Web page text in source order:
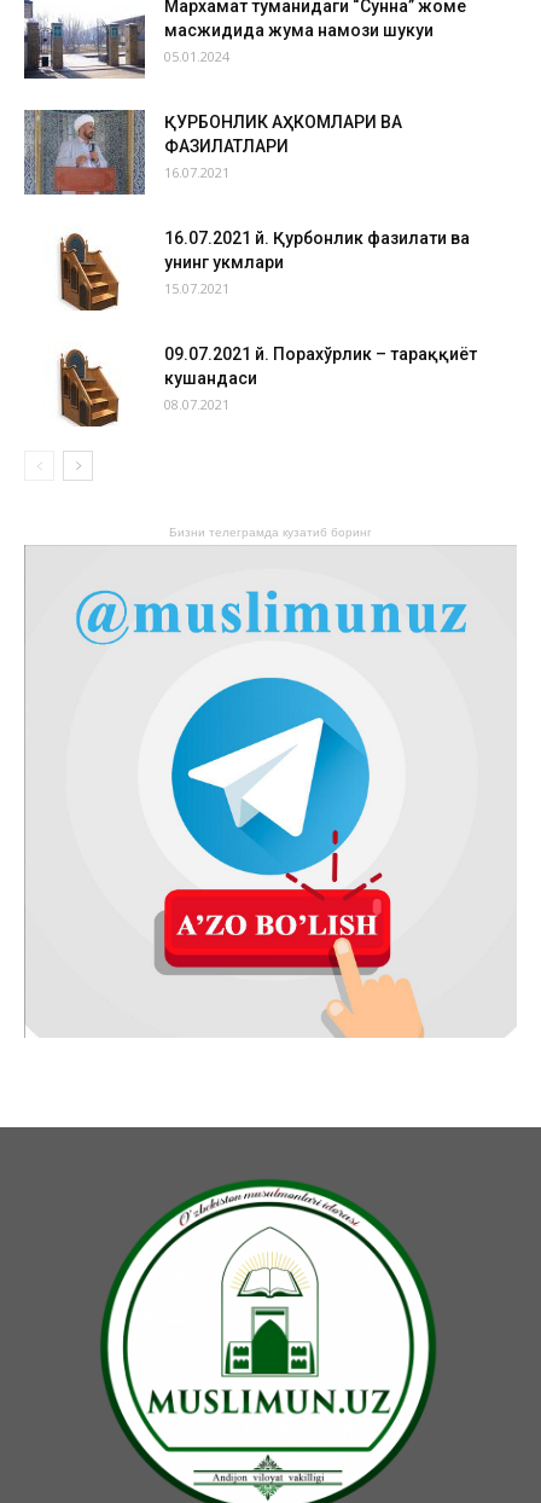
Мархамат туманидаги “Сунна” жоме
масжидида жума намози шукуҳи
05.01.2024
ҚУРБОНЛИК АҲКОМЛАРИ ВА
ФАЗИЛАТЛАРИ
16.07.2021
16.07.2021 й. Қурбонлик фазилати ва
унинг ҳукмлари
15.07.2021
09.07.2021 й. Порахўрлик – тараққиёт
кушандаси
08.07.2021
Бизни телеграмда кузатиб боринг